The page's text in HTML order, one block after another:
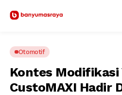
Otomotif
Kontes Modifikasi
CustoMAXI Hadir